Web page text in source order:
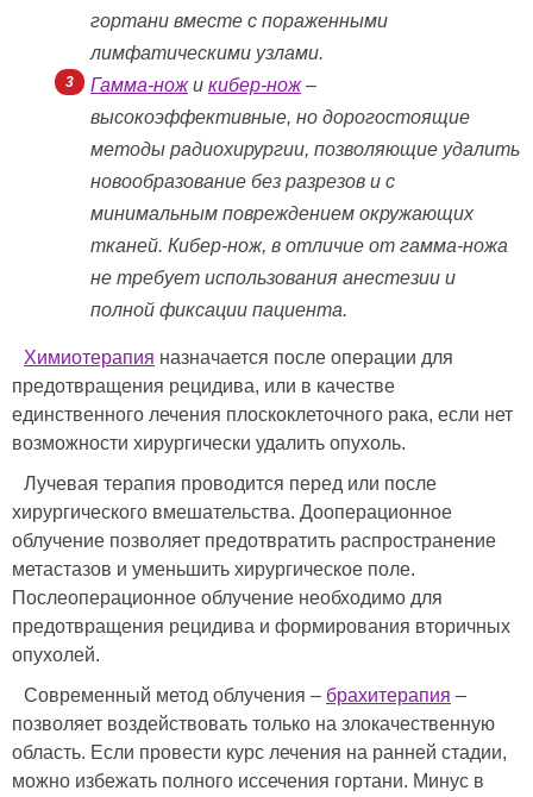
гортани вместе с пораженными
лимфатическими узлами.
Гамма-ножи кибер-нож–
высокоэффективные, но дорогостоящие
методы радиохирургии, позволяющие удалить
новообразование без разрезов и с
минимальным повреждением окружающих
тканей. Кибер-нож, в отличие от гамма-ножа
не требует использования анестезии и
полной фиксации пациента.
Химиотерапия назначается после операции для
предотвращения рецидива, или в качестве
единственного лечения плоскоклеточного рака, если нет
возможности хирургически удалить опухоль.
Лучевая терапия проводится перед или после
хирургического вмешательства. Дооперационное
облучение позволяет предотвратить распространение
метастазов и уменьшить хирургическое поле.
Послеоперационное облучение необходимо для
предотвращения рецидива и формирования вторичных
опухолей.
Современный метод облучения – брахитерапия –
позволяет воздействовать только на злокачественную
область. Если провести курс лечения на ранней стадии,
можно избежать полного иссечения гортани. Минус в